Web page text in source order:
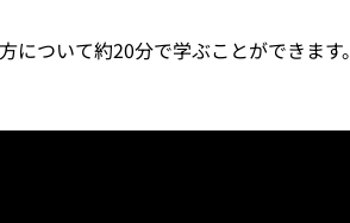
ついて約20分で学ぶことができます。